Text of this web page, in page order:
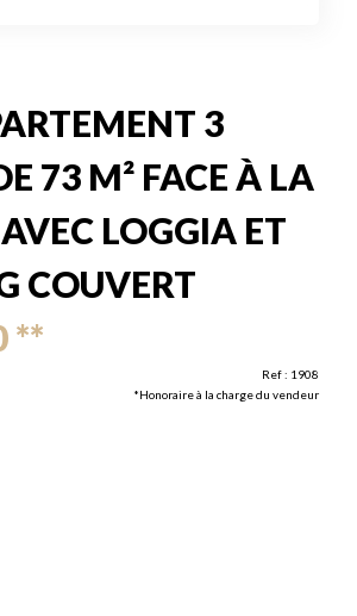
3
73 M² FACE À LA
LOGGIA ET
COUVERT
**
Ref : 1908
*Honoraire à la charge du vendeur